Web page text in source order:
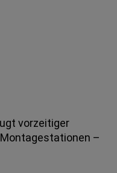
vorzeitiger
–